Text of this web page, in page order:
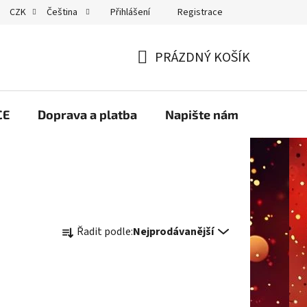
GDPR
CZK Čeština Přihlášení Registrace
KOŠÍK
PRÁZDNÝ KOŠÍK
Doprava a platba Napište nám
a Řadit podle:Nejprodávanější